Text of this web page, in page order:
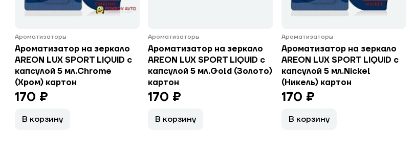
Ароматизаторы
Ароматизатор на зеркало
AREON LUX SPORT LIQUID с
капсулой 5 мл.Chrome
(Хром) картон
170 ₽
В корзину
Ароматизаторы
Ароматизатор на зеркало
AREON LUX SPORT LIQUID с
капсулой 5 мл.Gold (Золото)
картон
170 ₽
В корзину
Ароматизаторы
Ароматизатор на зеркало
AREON LUX SPORT LIQUID с
капсулой 5 мл.Nickel
(Никель) картон
170 ₽
В корзину